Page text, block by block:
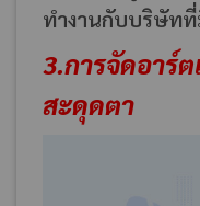
ทำงานกับบริษัทที่
3.การจัดอาร์ต
สะดุดตา